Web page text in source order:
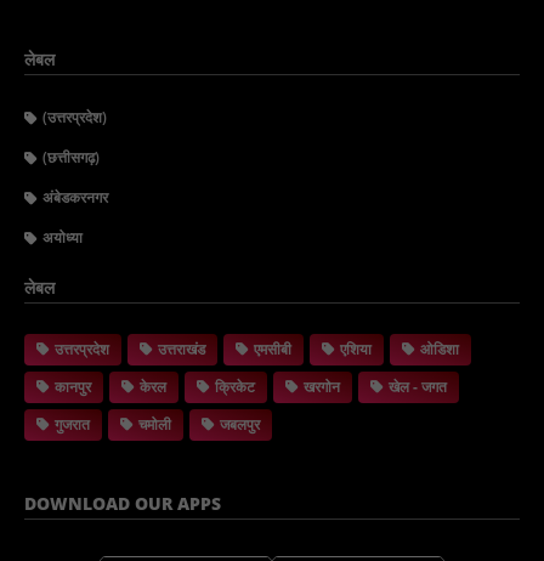
लेबल
(उत्तरप्रदेश)
(छत्तीसगढ़)
अंबेडकरनगर
अयोध्या
लेबल
उत्तरप्रदेश उत्तराखंड एमसीबी एशिया
ओडिशा
कानपुर
केरल क्रिकेट खरगोन
खेल - जगत
गुजरात
चमोली जबलपुर
DOWNLOAD OUR APPS